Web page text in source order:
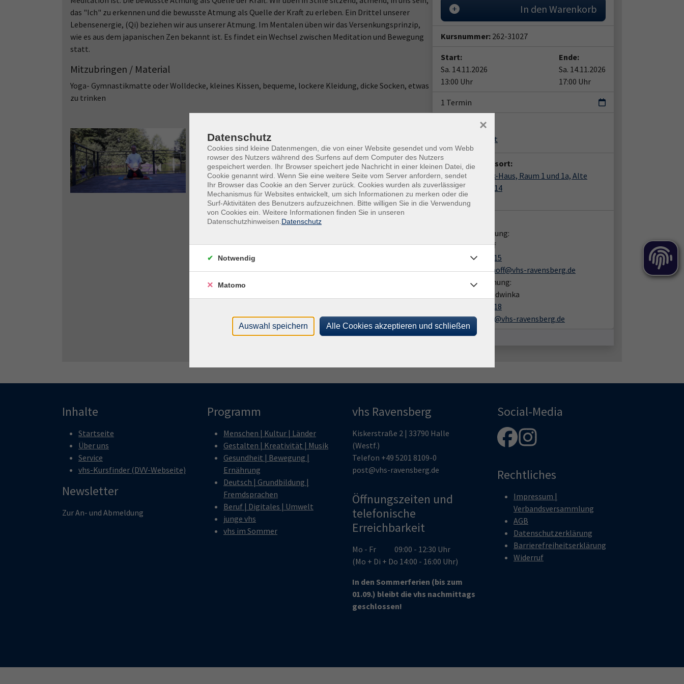
das "Ich" zu erkennen und die bewusste Atmung als Quelle der Kraft zu erleben. Ein Drittel unserer
Lebensenergie, (Qi) beziehen wir aus unserer Atmung. Im Mentalen üben wir das Versenkungsprinzip,
wie es aus dem japanischen Zen bekannt ist. Es findet ein Wechsel zwischen Meditation und Bewegung
statt.
Mitzubringen / Material
Yoga- Gymnastikmatte oder Wolldecke, kleines Kissen, bequeme, lockere Kleidung, dicke Socken, etwas
zu trinken
In den Warenkorb
Kursnummer: 262-31027
Start:
Sa. 14.11.2026
13:00 Uhr
Ende:
Sa. 14.11.2026
17:00 Uhr
1 Termin
Siegfried Schott
Veranstaltungsort:
Werther, Storck-Haus, Raum 1 und 1a, Alte
Bielefelder Str. 14
Raum 1 und 1a
Fachliche Beratung:
Daina Lechthoff
05201 8109-15
daina.lechthoff@vhs-ravensberg.de
Fragen zur Buchung:
Simone Diaz-Ledwinka
05201 8109-18
simone.diaz@vhs-ravensberg.de
Inhalte
Startseite
Über uns
Service
vhs-Kursfinder (DVV-Webseite)
Newsletter
Zur An- und Abmeldung
Programm
Menschen | Kultur | Länder
Gestalten | Kreativität | Musik
Gesundheit | Bewegung |
Ernährung
Deutsch | Grundbildung |
Fremdsprachen
Beruf | Digitales | Umwelt
junge vhs
vhs im Sommer
vhs Ravensberg
Kiskerstraße 2 | 33790 Halle
(Westf.)
Telefon +49 5201 8109-0
post@vhs-ravensberg.de
Öffnungszeiten und
telefonische
Erreichbarkeit
Mo - Fr 09:00 - 12:30 Uhr
(Mo + Di + Do 14:00 - 16:00 Uhr)
In den Sommerferien (bis zum
01.09.) bleibt die vhs nachmittags
geschlossen!
Social-Media
Rechtliches
Impressum |
Verbandsversammlung
AGB
Datenschutzerklärung
Barrierefreiheitserklärung
Widerruf
Datenschutz
Cookies sind kleine Datenmengen, die von einer Website gesendet und vom Webb
rowser des Nutzers während des Surfens auf dem Computer des Nutzers
gespeichert werden. Ihr Browser speichert jede Nachricht in einer kleinen Datei, die
Cookie genannt wird. Wenn Sie eine weitere Seite vom Server anfordern, sendet
Ihr Browser das Cookie an den Server zurück. Cookies wurden als zuverlässiger
Mechanismus für Websites entwickelt, um sich Informationen zu merken oder die
Surf-Aktivitäten des Benutzers aufzuzeichnen. Bitte willigen Sie in die Verwendung
von Cookies ein. Weitere Informationen finden Sie in unseren
Datenschutzhinweisen. Datenschutz
×
Notwendig
Matomo
Auswahl speichern Alle Cookies akzeptieren und schließen